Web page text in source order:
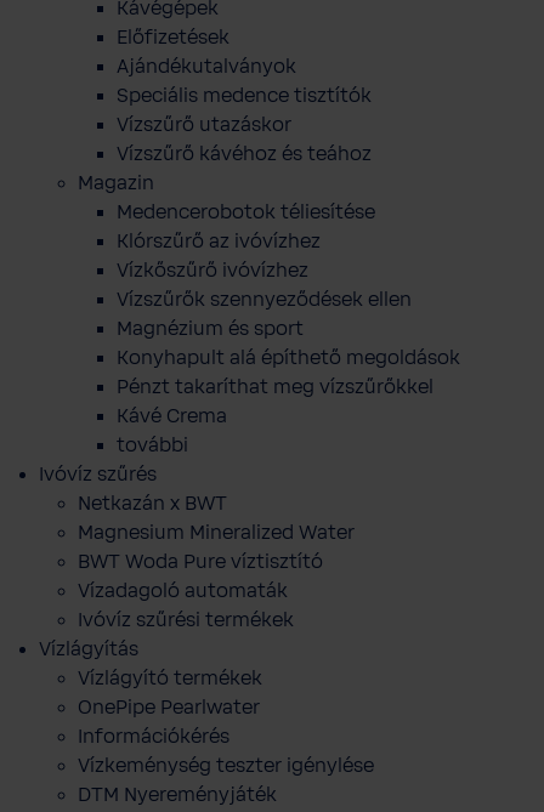
Kávégépek
Előfizetések
Ajándékutalványok
Speciális medence tisztítók
Vízszűrő utazáskor
Vízszűrő kávéhoz és teához
Magazin
Medencerobotok téliesítése
Klórszűrő az ivóvízhez
Vízkőszűrő ivóvízhez
Vízszűrők szennyeződések ellen
Magnézium és sport
Konyhapult alá építhető megoldások
Pénzt takaríthat meg vízszűrőkkel
Kávé Crema
további
Ivóvíz szűrés
Netkazán x BWT
Magnesium Mineralized Water
BWT Woda Pure víztisztító
Vízadagoló automaták
Ivóvíz szűrési termékek
Vízlágyítás
Vízlágyító termékek
OnePipe Pearlwater
Információkérés
Vízkeménység teszter igénylése
DTM Nyereményjáték